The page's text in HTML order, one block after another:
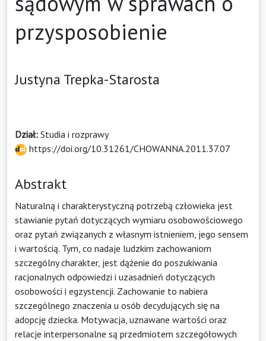
przysposobienie
Justyna Trepka-Starosta
Dział: Studia i rozprawy
https://doi.org/10.31261/CHOWANNA.2011.37.07
Abstrakt
Naturalną i charakterystyczną potrzebą człowieka jest
stawianie pytań dotyczących wymiaru osobowościowego
oraz pytań związanych z własnym istnieniem, jego sensem
i wartością. Tym, co nadaje ludzkim zachowaniom
szczególny charakter, jest dążenie do poszukiwania
racjonalnych odpowiedzi i uzasadnień dotyczących
osobowości i egzystencji. Zachowanie to nabiera
szczególnego znaczenia u osób decydujących się na
adopcję dziecka. Motywacja, uznawane wartości oraz
relacje interpersonalne są przedmiotem szczegółowych